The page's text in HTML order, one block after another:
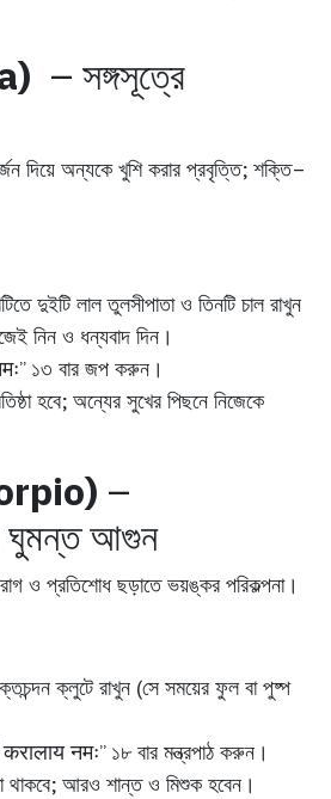
– সঙ্গসূত্রে
দিয়ে অন্যকে খুশি করার প্রবৃত্তি; শক্তি–
দুইটি লাল তুলসীপাতা ও তিনটি চাল রাখুন
নিন ও ধন্যবাদ দিন।
১৩ বার জপ করুন।
হবে; অন্যের সুখের পিছনে নিজেকে
–
ঘুমন্ত আগুন
ও প্রতিশোধ ছড়াতে ভয়ঙ্কর পরিকল্পনা।
ক্লুটে রাখুন (সে সময়ের ফুল বা পুষ্প
नमः” ১৮ বার মন্ত্রপাঠ করুন।
থাকবে; আরও শান্ত ও মিশুক হবেন।